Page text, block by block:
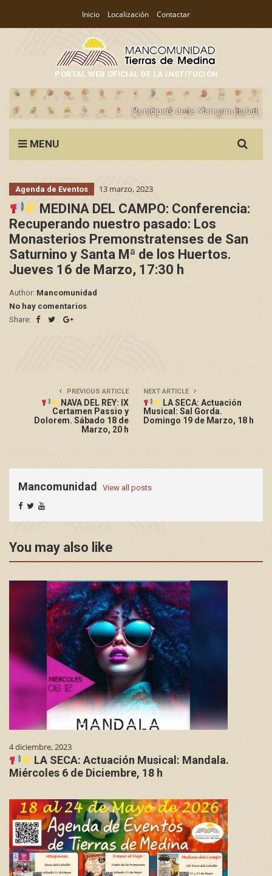
Inicio Localización Contactar
PORTAL WEB OFICIAL DE LA INSTITUCIÓN
MENU
for:
Agenda de Eventos 13 marzo, 2023
MEDINA DEL CAMPO: Conferencia:
Recuperando nuestro pasado: Los
Monasterios Premonstratenses de San
Saturnino y Santa Mª de los Huertos.
Jueves 16 de Marzo, 17:30 h
Author: Mancomunidad
No hay comentarios
Share:
PREVIOUS ARTICLE
NAVA DEL REY: IX
Certamen Passio y
Dolorem. Sábado 18 de
Marzo, 20 h
NEXT ARTICLE
LA SECA: Actuación
Musical: Sal Gorda.
Domingo 19 de Marzo, 18 h
Mancomunidad View all posts
You may also like
4 diciembre, 2023
LA SECA: Actuación Musical: Mandala.
Miércoles 6 de Diciembre, 18 h